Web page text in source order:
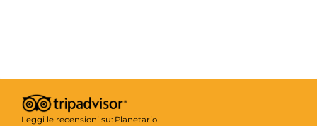
Leggi le recensioni su: Planetario